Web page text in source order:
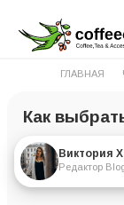
ГЛАВНАЯ
Как
Виктория
Редактор